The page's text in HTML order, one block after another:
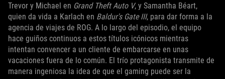
Trevor y Michael en Grand Theft Auto V, y Samantha Béart,
quien da vida a Karlach en Baldur's Gate III, para dar forma a la
agencia de viajes de ROG. A lo largo del episodio, el equipo
hace guiños continuos a estos títulos icónicos mientras
intentan convencer a un cliente de embarcarse en unas
vacaciones fuera de lo común. El trío protagonista transmite de
manera ingeniosa la idea de que el gaming puede ser la